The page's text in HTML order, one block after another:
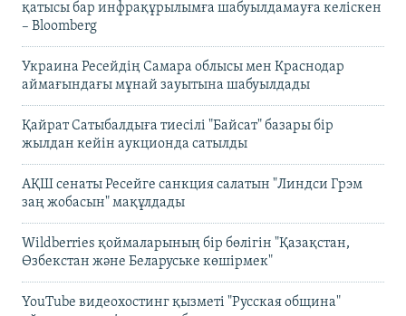
қатысы бар инфрақұрылымға шабуылдамауға келіскен
– Bloomberg
Украина Ресейдің Самара облысы мен Краснодар
аймағындағы мұнай зауытына шабуылдады
Қайрат Сатыбалдыға тиесілі "Байсат" базары бір
жылдан кейін аукционда сатылды
АҚШ сенаты Ресейге санкция салатын "Линдси Грэм
заң жобасын" мақұлдады
Wildberries қоймаларының бір бөлігін "Қазақстан,
Өзбекстан және Беларуське көшірмек"
YouTube видеохостинг қызметі "Русская община"